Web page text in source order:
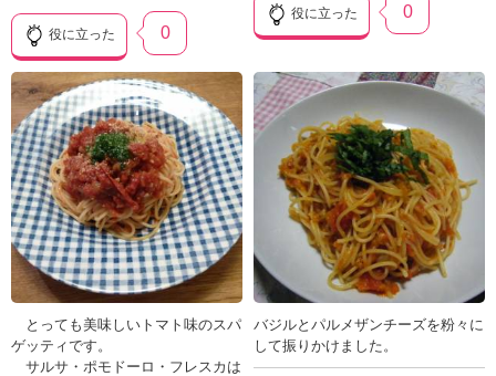
役に立った 0
役に立った 0
とっても美味しいトマト味のスパ
ゲッティです。
サルサ・ポモドーロ・フレスカは
バジルとパルメザンチーズを粉々に
して振りかけました。